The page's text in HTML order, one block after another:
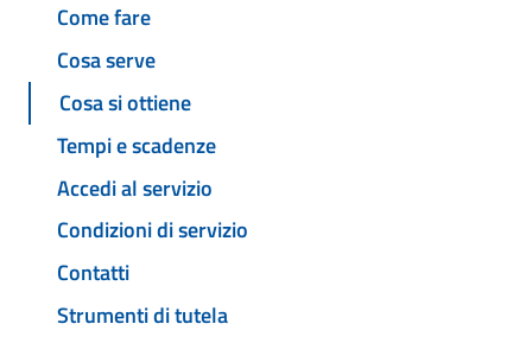
Come fare
Cosa serve
Cosa si ottiene
Tempi e scadenze
Accedi al servizio
Condizioni di servizio
Contatti
Strumenti di tutela